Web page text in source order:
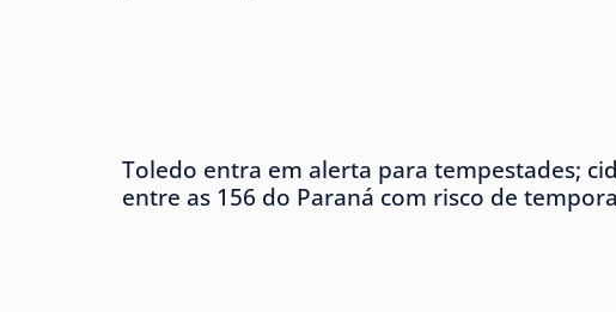
Toledo entra em alerta para tempestades;
entre as 156 do Paraná com risco de